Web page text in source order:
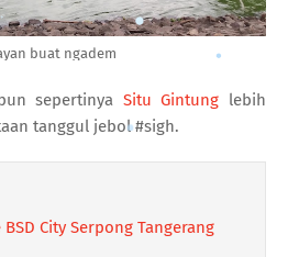
buat ngadem
sepertinya Situ Gintung lebih
tanggul jebol #sigh.
City Serpong Tangerang